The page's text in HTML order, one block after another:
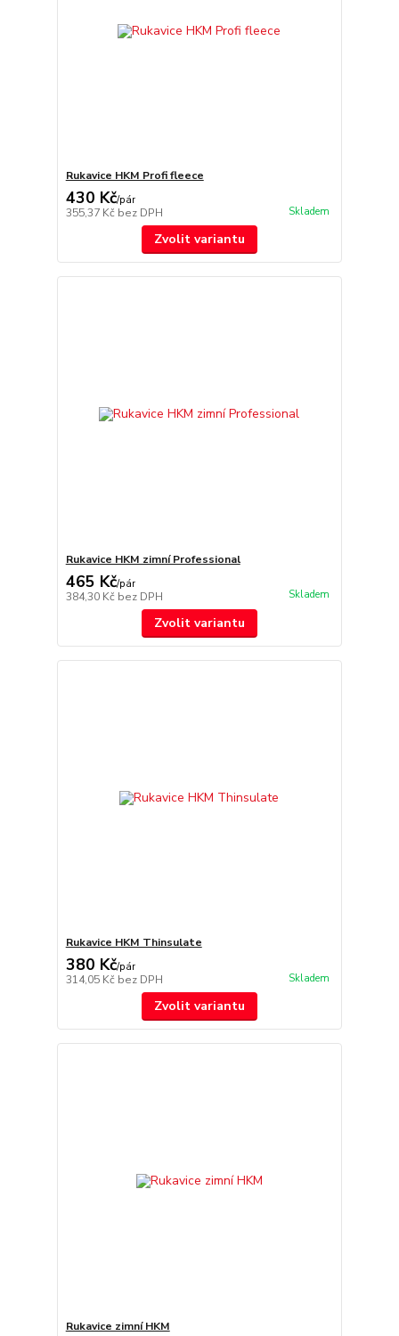
Rukavice HKM Profi fleece
430 Kč/pár
355,37 Kč bez DPH Skladem
Zvolit variantu
Rukavice HKM zimní Professional
465 Kč/pár
384,30 Kč bez DPH Skladem
Zvolit variantu
Rukavice HKM Thinsulate
380 Kč/pár
314,05 Kč bez DPH Skladem
Zvolit variantu
Rukavice zimní HKM